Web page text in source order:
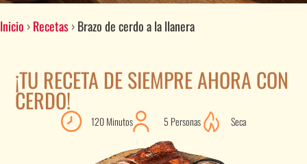
Inicio ›Recetas›Brazo de cerdo a la llanera
¡TU RECETA DE SIEMPRE AHORA CON
CERDO!
120 Minutos 5 Personas Seca